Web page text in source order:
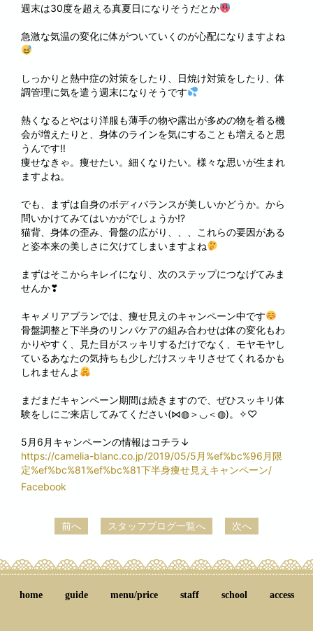
週末は30度を超える真夏日になりそうだとか
急激な気温の変化に体がついていくのが心配になりますよね
しっかりと熱中症の対策をしたり、日焼け対策をしたり、体
調管理に気を遣う週末になりそうです
熱くなるとやはり洋服も薄手の物や露出が多めの物を着る機
会が増えたりと、身体のラインを気にすることも増えると思
うんです‼
痩せなきゃ。痩せたい。細くなりたい。様々な思いが生まれ
ますよね。
でも、まずは自身のボディバランスが美しいかどうか。から
問いかけてみてはいかがでしょうか⁉
猫背、身体の歪み、骨盤の広がり、、、これらの要因がある
と姿本来の美しさに欠けてしまいますよね
まずはそこからキレイになり、次のステップにつなげてみま
せんか❣
キャメリアブランでは、痩せ見えのキャンペーン中です
骨盤調整と下半身のリンパケアの組み合わせは体の変化もわ
かりやすく、見た目がスッキリするだけでなく、モヤモヤし
ているあなたの気持ちも少しだけスッキリさせてくれるかも
しれませんよ
まだまだキャンペーン期間は続きますので、ぜひスッキリ体
験をしにご来店してみてください(⋈◍＞◡＜◍)。✧♡
5月6月キャンペーンの情報はコチラ↓
https://camelia-blanc.co.jp/2019/05/5月%ef%bc%96月限
定%ef%bc%81%ef%bc%81下半身痩せ見えキャンペーン/
Facebook
前へ スタッフブログ一覧へ 次へ
home guide menu/price staff school access